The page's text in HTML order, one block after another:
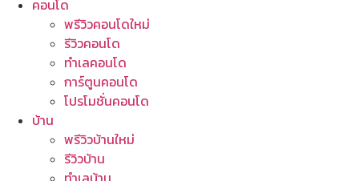
คอนโด
พรีวิวคอนโดใหม่
รีวิวคอนโด
ทำเลคอนโด
การ์ตูนคอนโด
โปรโมชั่นคอนโด
บ้าน
พรีวิวบ้านใหม่
รีวิวบ้าน